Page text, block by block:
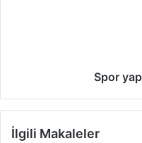
Spor
İlgili Makaleler